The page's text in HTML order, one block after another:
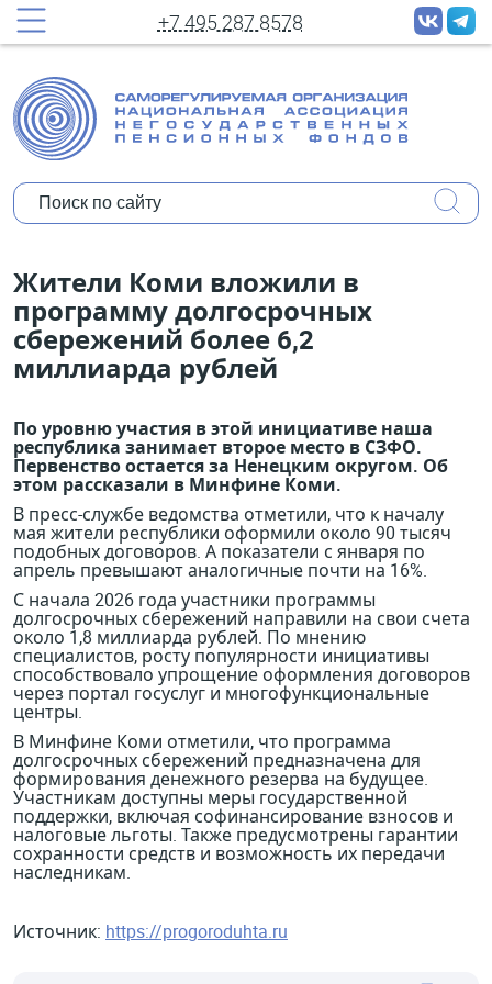
+7 495 287 8578
принудительных рассылок новостей
Полное имя:
Организация:
Уполномочены ли Вы представлять
мнение организации?
Коротко о себе:
Жители Коми вложили в
программу долгосрочных
сбережений более 6,2
миллиарда рублей
По уровню участия в этой инициативе наша
республика занимает второе место в СЗФО.
Первенство остается за Ненецким округом. Об
этом рассказали в Минфине Коми.
В пресс-службе ведомства отметили, что к началу
мая жители республики оформили около 90 тысяч
подобных договоров. А показатели с января по
апрель превышают аналогичные почти на 16%.
С начала 2026 года участники программы
долгосрочных сбережений направили на свои счета
около 1,8 миллиарда рублей. По мнению
специалистов, росту популярности инициативы
способствовало упрощение оформления договоров
через портал госуслуг и многофункциональные
центры.
В Минфине Коми отметили, что программа
долгосрочных сбережений предназначена для
формирования денежного резерва на будущее.
Участникам доступны меры государственной
поддержки, включая софинансирование взносов и
налоговые льготы. Также предусмотрены гарантии
сохранности средств и возможность их передачи
наследникам.
Источник: https://progoroduhta.ru